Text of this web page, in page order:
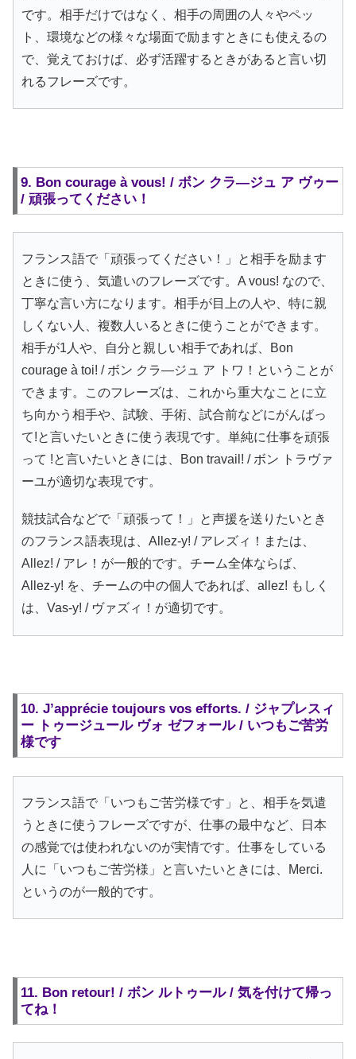
です。相手だけではなく、相手の周囲の人々やペッ
ト、環境などの様々な場面で励ますときにも使えるの
で、覚えておけば、必ず活躍するときがあると言い切
れるフレーズです。
9. Bon courage à vous! / ボン クラ―ジュ ア ヴゥー
/ 頑張ってください！
フランス語で「頑張ってください！」と相手を励ます
ときに使う、気遣いのフレーズです。A vous! なので、
丁寧な言い方になります。相手が目上の人や、特に親
しくない人、複数人いるときに使うことができます。
相手が1人や、自分と親しい相手であれば、Bon
courage à toi! / ボン クラ―ジュ ア トワ！ということが
できます。このフレーズは、これから重大なことに立
ち向かう相手や、試験、手術、試合前などにがんばっ
て!と言いたいときに使う表現です。単純に仕事を頑張
って !と言いたいときには、Bon travail! / ボン トラヴァ
ーユが適切な表現です。
競技試合などで「頑張って！」と声援を送りたいとき
のフランス語表現は、Allez-y! / アレズィ！または、
Allez! / アレ！が一般的です。チーム全体ならば、
Allez-y! を、チームの中の個人であれば、allez! もしく
は、Vas-y! / ヴァズィ！が適切です。
10. J’apprécie toujours vos efforts. / ジャプレスィ
ー トゥージュール ヴォ ゼフォール / いつもご苦労
様です
フランス語で「いつもご苦労様です」と、相手を気遣
うときに使うフレーズですが、仕事の最中など、日本
の感覚では使われないのが実情です。仕事をしている
人に「いつもご苦労様」と言いたいときには、Merci.
というのが一般的です。
11. Bon retour! / ボン ルトゥール / 気を付けて帰っ
てね！